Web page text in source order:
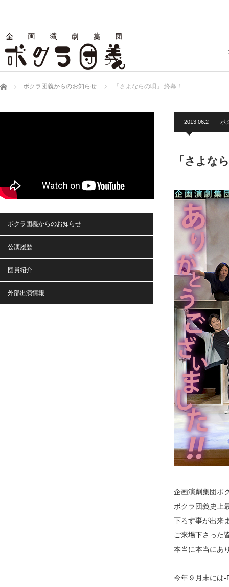
ホーム ボクラ団義からのお知らせ 「さよならの唄」 終幕！
2013.06.2 ボ
「さよな
企画演劇集団ボ
ボクラ団義史上
下ろす事が出来
ご来場下さった
本当に本当にあ
今年９月末には-
ボクラ団義からのお知らせ
公演履歴
団員紹介
外部出演情報